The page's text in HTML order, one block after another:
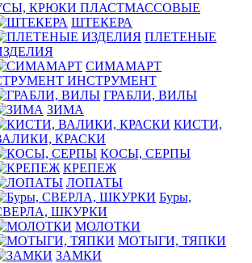
КРЮКИ ПЛАСТМАССОВЫЕ
ШТЕКЕРА
ПЛЕТЕНЫЕ
СИМАМАРТ
ИНСТРУМЕНТ
ГРАБЛИ, ВИЛЫ
ЗИМА
КИСТИ,
КРАСКИ
КОСЫ, СЕРПЫ
КРЕПЕЖ
ЛОПАТЫ
Буры,
ШКУРКИ
МОЛОТКИ
МОТЫГИ, ТЯПКИ
ЗАМКИ